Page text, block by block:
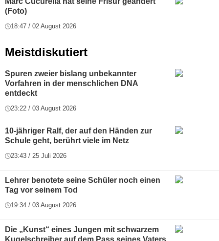
(Foto)
18:47 / 02 August 2026
Meistdiskutiert
Spuren zweier bislang unbekannter
Vorfahren in der menschlichen DNA
entdeckt
23:22 / 03 August 2026
10-jähriger Ralf, der auf den Händen zur
Schule geht, berührt viele im Netz
23:43 / 25 Juli 2026
Lehrer benotete seine Schüler noch einen
Tag vor seinem Tod
19:34 / 03 August 2026
Die „Kunst“ eines Jungen mit schwarzem